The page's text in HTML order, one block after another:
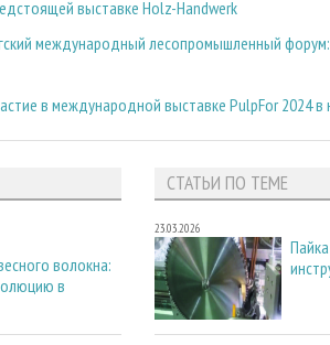
выставке Holz-Handwerk
международный лесопромышленный
в международной выставке PulpFor 2024 в
волокна:
в
СТАТЬИ ПО ТЕМЕ
23.03.2026